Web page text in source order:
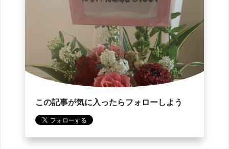
この記事が気に入ったらフォローしよう